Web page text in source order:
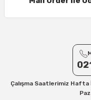
Yurtiçi Kargo için 30 Desi
Aras Kargo için 30 Desi sonrası
Kargo ve teslimat süreçleriyle
Çalışma Saatlerimiz